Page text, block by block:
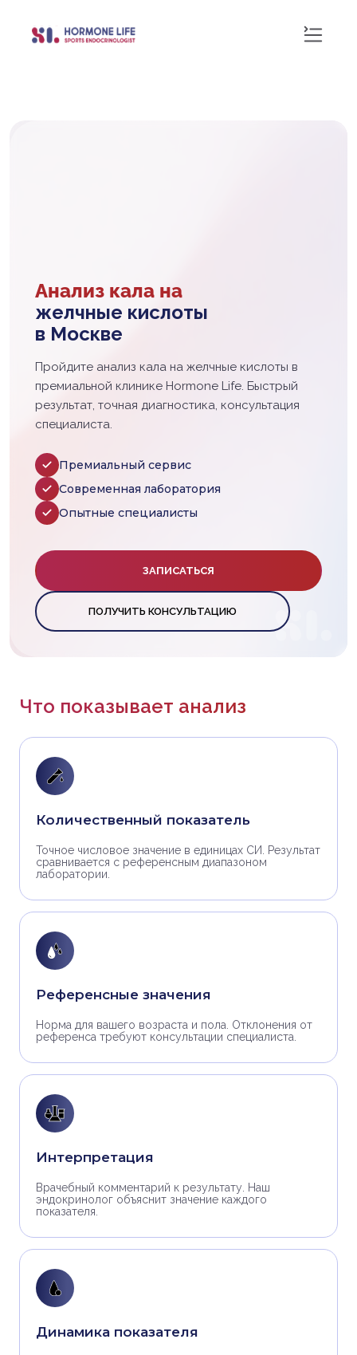
Анализ кала на
желчные кислоты
в Москве
Пройдите анализ кала на желчные кислоты в
премиальной клинике Hormone Life. Быстрый
результат, точная диагностика, консультация
специалиста.
Премиальный сервис
Современная лаборатория
Опытные специалисты
ЗАПИСАТЬСЯ
ПОЛУЧИТЬ КОНСУЛЬТАЦИЮ
Что показывает анализ
Количественный показатель
Точное числовое значение в единицах СИ. Результат
сравнивается с референсным диапазоном
лаборатории.
Референсные значения
Норма для вашего возраста и пола. Отклонения от
референса требуют консультации специалиста.
Интерпретация
Врачебный комментарий к результату. Наш
эндокринолог объяснит значение каждого
показателя.
Динамика показателя